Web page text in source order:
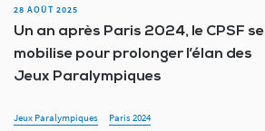
28 AOÛT 2025
Un an après Paris 2024, le CPSF se
mobilise pour prolonger l’élan des
Jeux Paralympiques
Jeux Paralympiques Paris 2024